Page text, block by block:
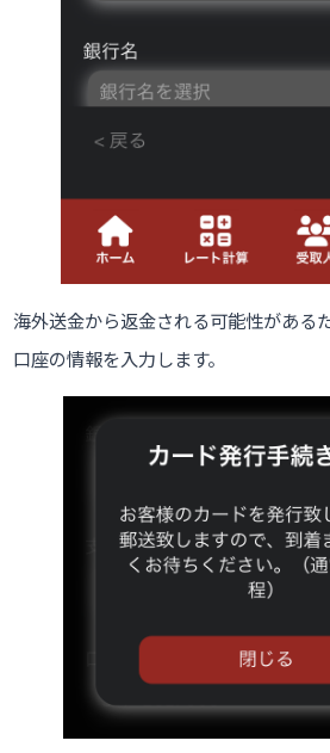
海外送金から返金される可能性がある
口座の情報を入力します。